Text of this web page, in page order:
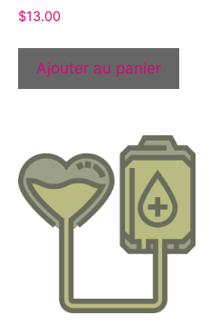
$13.00
Ajouter au panier